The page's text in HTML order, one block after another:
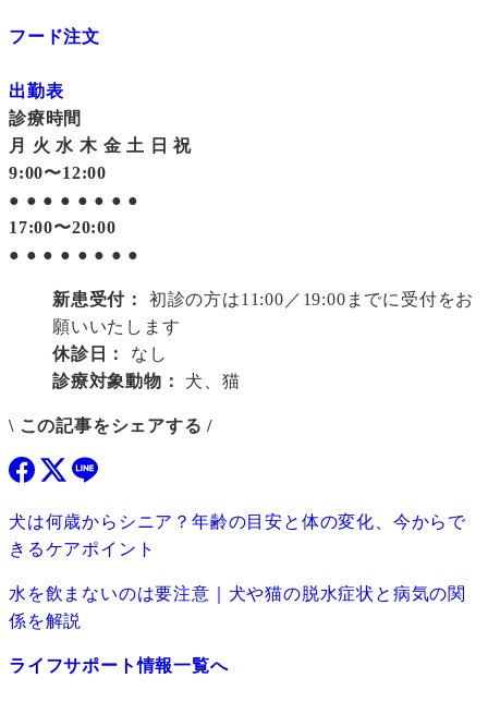
フード注文
出勤表
診療時間
月
火 水 木 金 土 日 祝
9:00〜12:00
● ● ● ● ● ● ● ●
17:00〜20:00
● ● ● ● ● ● ● ●
新患受付：
初診の方は11:00／19:00までに受付をお
願いいたします
休診日：
なし
診療対象動物：
犬、猫
\ この記事をシェアする /
犬は何歳からシニア？年齢の目安と体の変化、今からで
きるケアポイント
水を飲まないのは要注意｜犬や猫の脱水症状と病気の関
係を解説
ライフサポート情報一覧へ